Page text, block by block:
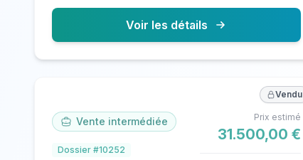
Voir les détails
Vendu
Vente intermédiée
Dossier #10252
Prix estimé
31.500,00 €